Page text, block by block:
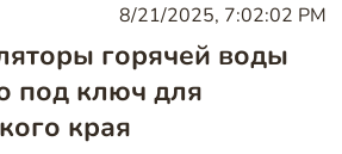
8/21/2025, 7:02:02 PM
горячей воды
под ключ для
края